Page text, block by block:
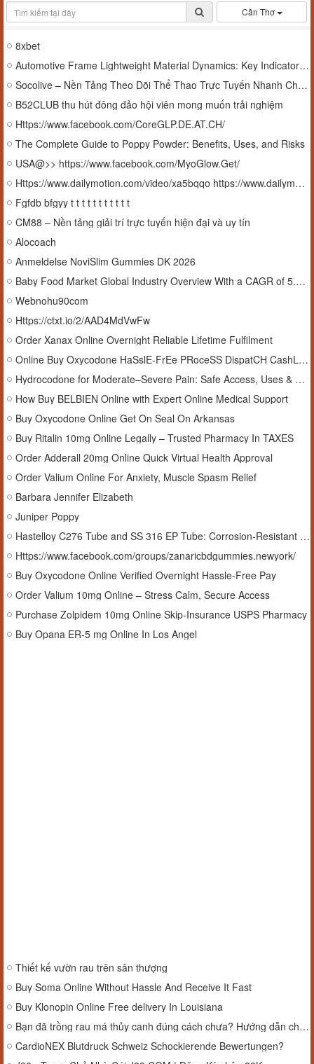
Cần Thơ
8xbet
Automotive Frame Lightweight Material Dynamics: Key Indicators, Drivers, and Future Trends
Socolive – Nền Tảng Theo Dõi Thể Thao Trực Tuyến Nhanh Chóng Và Tiện Lợi
B52CLUB thu hút đông đảo hội viên mong muốn trải nghiệm
Https://www.facebook.com/CoreGLP.DE.AT.CH/
The Complete Guide to Poppy Powder: Benefits, Uses, and Risks
USA@>> https://www.facebook.com/MyoGlow.Get/
Https://www.dailymotion.com/video/xa5bqqo https://www.dailymotion.com/video/xa5bqqi https://www.dailymotion.com/video/xa5bqqo https://www.dailymotion.com/video/xa5bqqi https://www.dailymotion.com/video/xa5bqqo https://www.dailymotion.com/video/xa5bqq
Fgfdb bfgyy t t t t t t t t t t t
CM88 – Nền tảng giải trí trực tuyến hiện đại và uy tín
Alocoach
Anmeldelse NoviSlim Gummies DK 2026
Baby Food Market Global Industry Overview With a CAGR of 5.6% From 2026 to 2034
Webnohu90com
Https://ctxt.io/2/AAD4MdVwFw
Order Xanax Online Overnight Reliable Lifetime Fulfilment
Online Buy Oxycodone HaSslE-FrEe PRoceSS DispatCH CashLeSs
Hydrocodone for Moderate–Severe Pain: Safe Access, Uses & Precautions
How Buy BELBIEN Online with Expert Online Medical Support
Buy Oxycodone Online Get On Seal On Arkansas
Buy Ritalin 10mg Online Legally – Trusted Pharmacy In TAXES
Order Adderall 20mg Online Quick Virtual Health Approval
Order Valium Online For Anxiety, Muscle Spasm Relief
Barbara Jennifer Elizabeth
Juniper Poppy
Hastelloy C276 Tube and SS 316 EP Tube: Corrosion-Resistant Solutions for Critical Applications
Https://www.facebook.com/groups/zanaricbdgummies.newyork/
Buy Oxycodone Online Verified Overnight Hassle-Free Pay
Order Valium 10mg Online – Stress Calm, Secure Access
Purchase Zolpidem 10mg Online Skip-Insurance USPS Pharmacy
Buy Opana ER-5 mg Online In Los Angel
Thiết kế vườn rau trên sân thượng
Buy Soma Online Without Hassle And Receive It Fast
Buy Klonopin Online Free delivery In Louisiana
Bạn đã trồng rau má thủy canh đúng cách chưa? Hướng dẫn chi tiết từ A-Z
CardioNEX Blutdruck Schweiz Schockierende Bewertungen?